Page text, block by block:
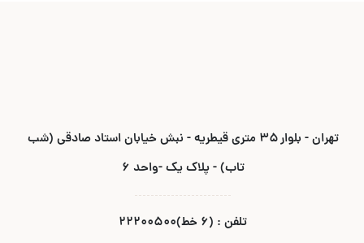
تهران - بلوار ۳۵ متری قیطریه - نبش خیابان استاد صادقی (شب
تاب) - پلاک یک -واحد ۶
تلفن : (۶ خط)۲۲۲۰۰۵۰۰